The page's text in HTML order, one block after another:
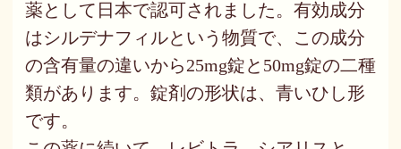
薬として日本で認可されました。有効成分
はシルデナフィルという物質で、この成分
の含有量の違いから25mg錠と50mg錠の二種
類があります。錠剤の形状は、青いひし形
です。